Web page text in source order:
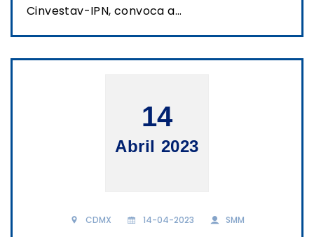
Cinvestav-IPN, convoca a...
14
Abril 2023
CDMX 14-04-2023 SMM